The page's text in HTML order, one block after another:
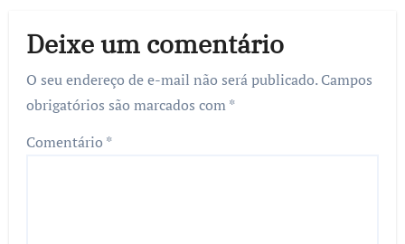
Deixe um comentário
O seu endereço de e-mail não será publicado. Campos
obrigatórios são marcados com*
Comentário *